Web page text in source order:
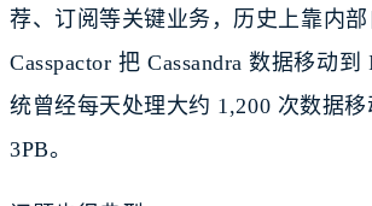
荐、订阅等关键业务，历史上靠内部
Casspactor 把 Cassandra 数据移动到
统曾经每天处理大约 1,200 次数据
3PB。